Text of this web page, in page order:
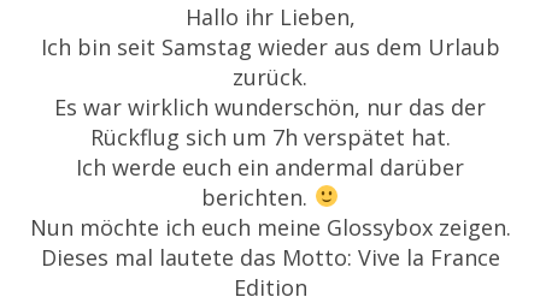
Hallo ihr Lieben,
Ich bin seit Samstag wieder aus dem Urlaub
zurück.
Es war wirklich wunderschön, nur das der
Rückflug sich um 7h verspätet hat.
Ich werde euch ein andermal darüber
berichten.
Nun möchte ich euch meine Glossybox zeigen.
Dieses mal lautete das Motto: Vive la France
Edition